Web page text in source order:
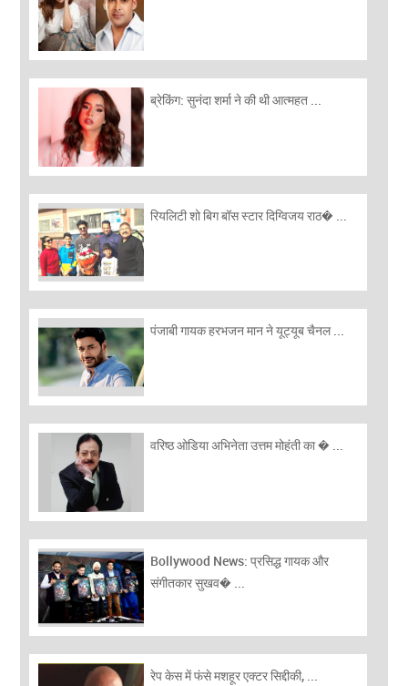
ब्रेकिंग: सुनंदा शर्मा ने की थी आत्महत ...
रियलिटी शो बिग बॉस स्टार दिग्विजय राठ� ...
पंजाबी गायक हरभजन मान ने यूट्यूब चैनल ...
वरिष्ठ ओडिया अभिनेता उत्तम मोहंती का � ...
Bollywood News: प्रसिद्ध गायक और
संगीतकार सुखव� ...
रेप केस में फंसे मशहूर एक्टर सिद्दीकी, ...